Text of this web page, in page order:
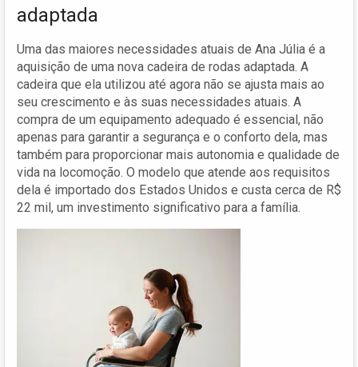
adaptada
Uma das maiores necessidades atuais de Ana Júlia é a
aquisição de uma nova cadeira de rodas adaptada. A
cadeira que ela utilizou até agora não se ajusta mais ao
seu crescimento e às suas necessidades atuais. A
compra de um equipamento adequado é essencial, não
apenas para garantir a segurança e o conforto dela, mas
também para proporcionar mais autonomia e qualidade de
vida na locomoção. O modelo que atende aos requisitos
dela é importado dos Estados Unidos e custa cerca de R$
22 mil, um investimento significativo para a família.